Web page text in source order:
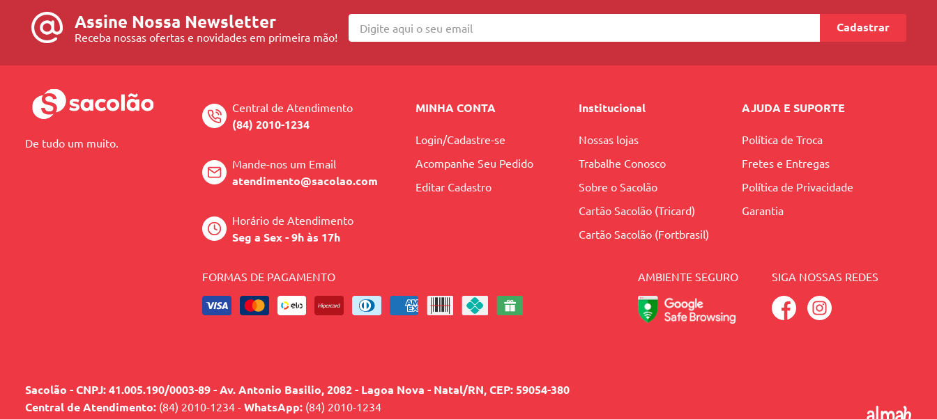
Assine Nossa Newsletter
Receba nossas ofertas e novidades em primeira mão!
Cadastrar
De tudo um muito.
Central de Atendimento
(84) 2010-1234
Mande-nos um Email
atendimento@sacolao.com
Horário de Atendimento
Seg a Sex - 9h às 17h
MINHA CONTA
Login/Cadastre-se
Acompanhe Seu Pedido
Editar Cadastro
Institucional
Nossas lojas
Trabalhe Conosco
Sobre o Sacolão
Cartão Sacolão (Tricard)
Cartão Sacolão (Fortbrasil)
AJUDA E SUPORTE
Política de Troca
Fretes e Entregas
Política de Privacidade
Garantia
FORMAS DE PAGAMENTO AMBIENTE SEGURO SIGA NOSSAS REDES
Sacolão - CNPJ: 41.005.190/0003-89 - Av. Antonio Basilio, 2082 - Lagoa Nova - Natal/RN, CEP: 59054-380
Central de Atendimento: (84) 2010-1234 - WhatsApp: (84) 2010-1234